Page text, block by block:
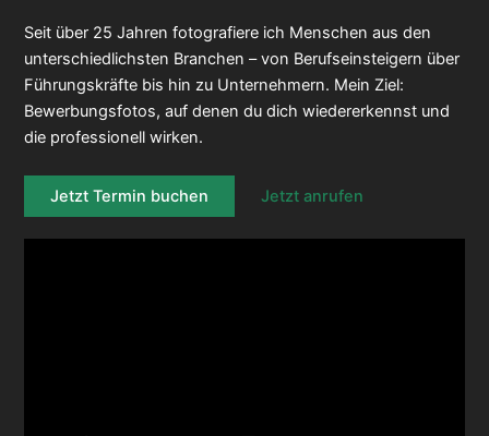
Seit über 25 Jahren fotografiere ich Menschen aus den
unterschiedlichsten Branchen – von Berufseinsteigern über
Führungskräfte bis hin zu Unternehmern. Mein Ziel:
Bewerbungsfotos, auf denen du dich wiedererkennst und
die professionell wirken.
Jetzt Termin buchen Jetzt anrufen